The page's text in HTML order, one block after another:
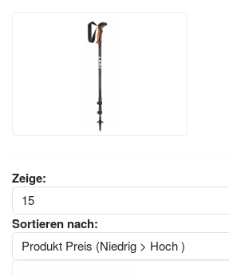
Zeige:
Sortieren nach: